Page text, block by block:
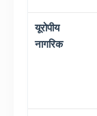
यूरोपीय
नागरिक